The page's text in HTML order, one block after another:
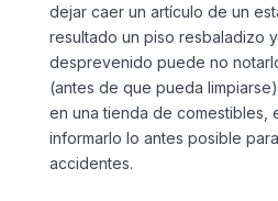
dejar caer un artículo de un
resultado un piso resbaladizo
desprevenido puede no
(antes de que pueda
en una tienda de comestibles,
informarlo lo antes posible
accidentes.